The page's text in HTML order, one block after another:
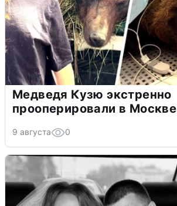
Медведя Кузю экстренно
прооперировали в Москве
9 августа 0